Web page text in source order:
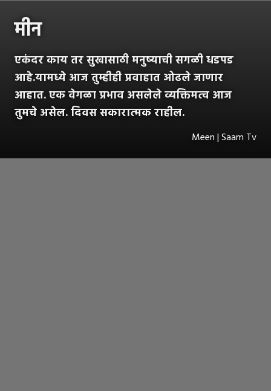
मीन
एकंदर काय तर सुखासाठी मनुष्याची सगळी धडपड
आहे.यामध्ये आज तुम्हीही प्रवाहात ओढले जाणार
आहात. एक वेगळा प्रभाव असलेले व्यक्तिमत्व आज
तुमचे असेल. दिवस सकारात्मक राहील.
Meen | Saam Tv